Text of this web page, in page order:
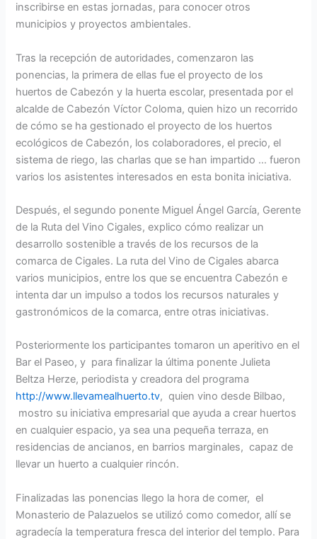
inscribirse en estas jornadas, para conocer otros
municipios y proyectos ambientales.
Tras la recepción de autoridades, comenzaron las
ponencias, la primera de ellas fue el proyecto de los
huertos de Cabezón y la huerta escolar, presentada por el
alcalde de Cabezón Víctor Coloma, quien hizo un recorrido
de cómo se ha gestionado el proyecto de los huertos
ecológicos de Cabezón, los colaboradores, el precio, el
sistema de riego, las charlas que se han impartido … fueron
varios los asistentes interesados en esta bonita iniciativa.
Después, el segundo ponente Miguel Ángel García, Gerente
de la Ruta del Vino Cigales, explico cómo realizar un
desarrollo sostenible a través de los recursos de la
comarca de Cigales. La ruta del Vino de Cigales abarca
varios municipios, entre los que se encuentra Cabezón e
intenta dar un impulso a todos los recursos naturales y
gastronómicos de la comarca, entre otras iniciativas.
Posteriormente los participantes tomaron un aperitivo en el
Bar el Paseo, y para finalizar la última ponente Julieta
Beltza Herze, periodista y creadora del programa
http://www.llevamealhuerto.tv, quien vino desde Bilbao,
mostro su iniciativa empresarial que ayuda a crear huertos
en cualquier espacio, ya sea una pequeña terraza, en
residencias de ancianos, en barrios marginales, capaz de
llevar un huerto a cualquier rincón.
Finalizadas las ponencias llego la hora de comer, el
Monasterio de Palazuelos se utilizó como comedor, allí se
agradecía la temperatura fresca del interior del templo. Para